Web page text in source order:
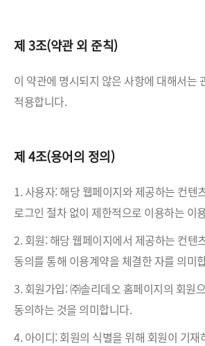
제 3조(약관 외 준칙)
이 약관에 명시되지 않은 사항에 대해서는
적용합니다.
제 4조(용어의 정의)
1. 사용자: 해당 웹페이지와 제공하는 컨텐
로그인 절차 없이 제한적으로 이용하는 이
2. 회원: 해당 웹페이지에서 제공하는 컨텐
동의를 통해 이용계약을 체결한 자를 의미
3. 회원가입: ㈜솔리데오 홈페이지의 회원
동의하는 것을 의미합니다.
4. 아이디: 회원의 식별을 위해 회원이 기